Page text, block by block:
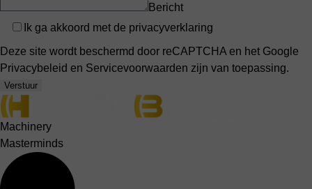
Bericht
Privacy
Ik ga akkoord met de privacyverklaring
Deze site wordt beschermd door reCAPTCHA en het Google
Privacybeleid en Servicevoorwaarden zijn van toepassing.
Verstuur
Machinery
Masterminds